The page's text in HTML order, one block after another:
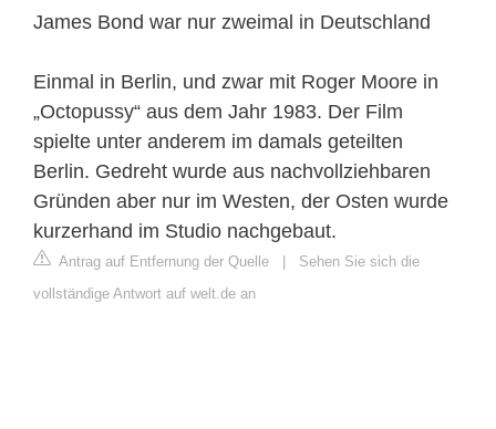
James Bond war nur zweimal in Deutschland
Einmal in Berlin, und zwar mit Roger Moore in
„Octopussy“ aus dem Jahr 1983. Der Film
spielte unter anderem im damals geteilten
Berlin. Gedreht wurde aus nachvollziehbaren
Gründen aber nur im Westen, der Osten wurde
kurzerhand im Studio nachgebaut.
Antrag auf Entfernung der Quelle
Sehen Sie sich die
vollständige Antwort auf welt.de an